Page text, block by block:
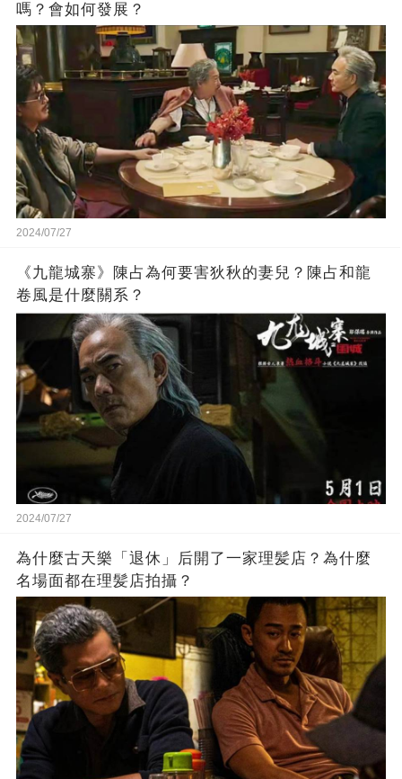
嗎？會如何發展？
2024/07/27
《九龍城寨》陳占為何要害狄秋的妻兒？陳占和龍
卷風是什麼關系？
2024/07/27
為什麼古天樂「退休」后開了一家理髪店？為什麼
名場面都在理髪店拍攝？